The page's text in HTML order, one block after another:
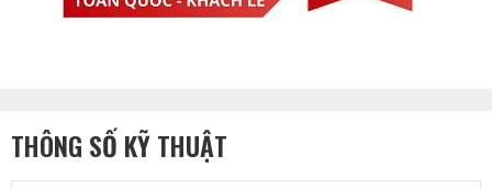
THÔNG SỐ KỸ THUẬT